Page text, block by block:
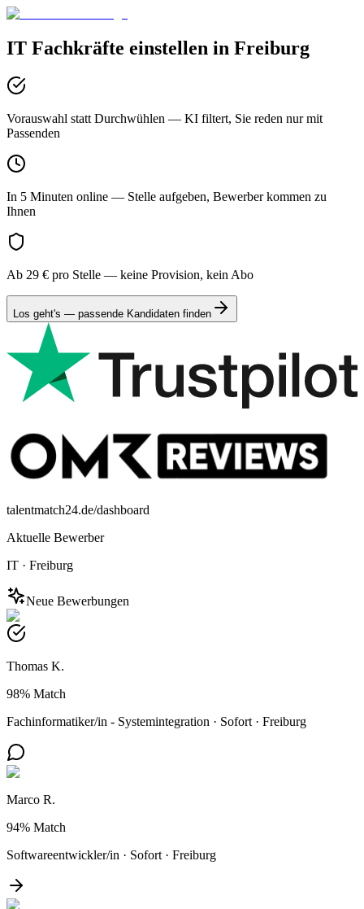
IT Fachkräfte einstellen in Freiburg
Vorauswahl statt Durchwühlen — KI filtert, Sie reden nur mit
Passenden
In 5 Minuten online — Stelle aufgeben, Bewerber kommen zu
Ihnen
Ab 29 € pro Stelle — keine Provision, kein Abo
Los geht's — passende Kandidaten finden
talentmatch24.de/dashboard
Aktuelle Bewerber
IT · Freiburg
Neue Bewerbungen
Thomas K.
98% Match
Fachinformatiker/in - Systemintegration · Sofort · Freiburg
Marco R.
94% Match
Softwareentwickler/in · Sofort · Freiburg